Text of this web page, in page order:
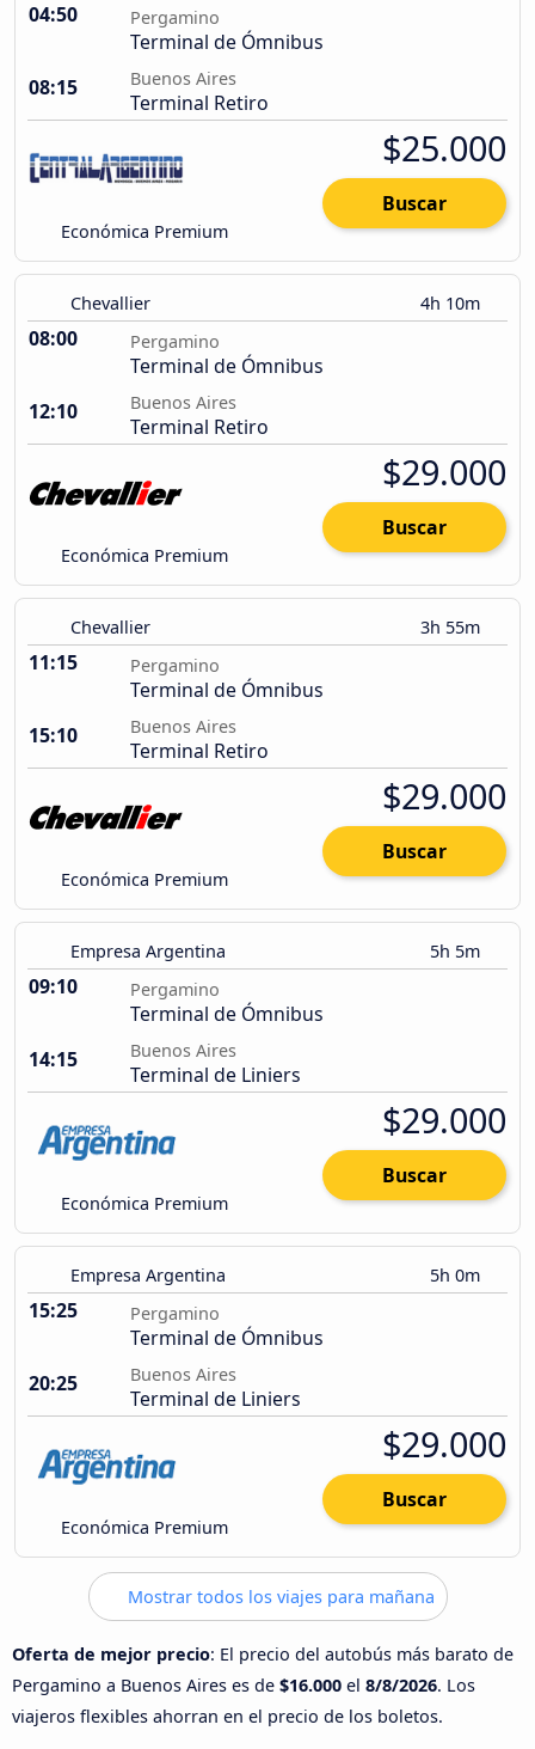
04:50 Pergamino
Terminal de Ómnibus
08:15
Buenos Aires
Terminal Retiro
Económica Premium
$25.000
Buscar
Chevallier 4h 10m
08:00 Pergamino
Terminal de Ómnibus
12:10
Buenos Aires
Terminal Retiro
Económica Premium
$29.000
Buscar
Chevallier 3h 55m
11:15 Pergamino
Terminal de Ómnibus
15:10
Buenos Aires
Terminal Retiro
Económica Premium
$29.000
Buscar
Empresa Argentina 5h 5m
09:10 Pergamino
Terminal de Ómnibus
14:15
Buenos Aires
Terminal de Liniers
Económica Premium
$29.000
Buscar
Empresa Argentina 5h 0m
15:25 Pergamino
Terminal de Ómnibus
20:25
Buenos Aires
Terminal de Liniers
Económica Premium
$29.000
Buscar
Mostrar todos los viajes para mañana
Oferta de mejor precio: El precio del autobús más barato de
Pergamino a Buenos Aires es de $16.000 el 8/8/2026. Los
viajeros flexibles ahorran en el precio de los boletos.